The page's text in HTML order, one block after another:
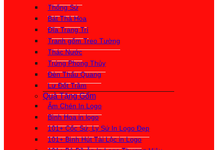
Thống Sứ
Bát Thả Hoa
Đĩa Trang Trí
Tranh gốm Treo Tường
Thác Nước
Trứng Phong Thủy
Đèn Thấu Quang
Lư Đốt Trầm
Quà Tặng Gốm
Ấm Chén In Logo
Bình Hoa in logo
101+ Cốc Sứ, Ly Sứ In Logo Đẹp
101+ Bình Hút Tài Lộc in Logo